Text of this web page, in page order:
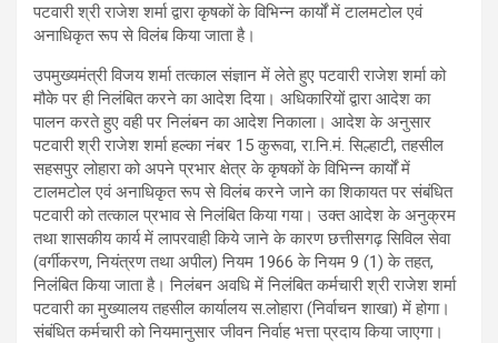
पटवारी श्री राजेश शर्मा द्वारा कृषकों के विभिन्न कार्यों में टालमटोल एवं
अनाधिकृत रूप से विलंब किया जाता है।
उपमुख्यमंत्री विजय शर्मा तत्काल संज्ञान में लेते हुए पटवारी राजेश शर्मा को
मौके पर ही निलंबित करने का आदेश दिया। अधिकारियों द्वारा आदेश का
पालन करते हुए वही पर निलंबन का आदेश निकाला। आदेश के अनुसार
पटवारी श्री राजेश शर्मा हल्का नंबर 15 कुरूवा, रा.नि.मं. सिल्हाटी, तहसील
सहसपुर लोहारा को अपने प्रभार क्षेत्र के कृषकों के विभिन्न कार्यों में
टालमटोल एवं अनाधिकृत रूप से विलंब करने जाने का शिकायत पर संबंधित
पटवारी को तत्काल प्रभाव से निलंबित किया गया। उक्त आदेश के अनुक्रम
तथा शासकीय कार्य में लापरवाही किये जाने के कारण छत्तीसगढ़ सिविल सेवा
(वर्गीकरण, नियंत्रण तथा अपील) नियम 1966 के नियम 9 (1) के तहत,
निलंबित किया जाता है। निलंबन अवधि में निलंबित कर्मचारी श्री राजेश शर्मा
पटवारी का मुख्यालय तहसील कार्यालय स.लोहारा (निर्वाचन शाखा) में होगा।
संबंधित कर्मचारी को नियमानुसार जीवन निर्वाह भत्ता प्रदाय किया जाएगा।